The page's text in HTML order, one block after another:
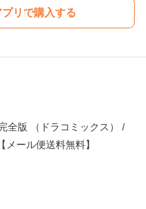
リで購入する
全版 （ドラコミックス） /
ール便送料無料】